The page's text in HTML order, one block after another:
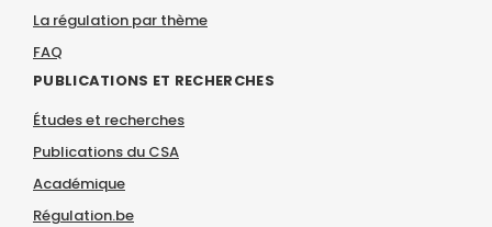
La régulation par thème
FAQ
PUBLICATIONS ET RECHERCHES
Études et recherches
Publications du CSA
Académique
Régulation.be